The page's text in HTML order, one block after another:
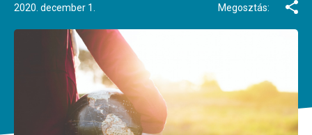
2020. december 1.
Megosztás: